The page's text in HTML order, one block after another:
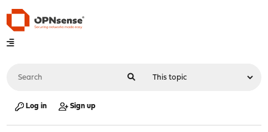
Log in Sign up